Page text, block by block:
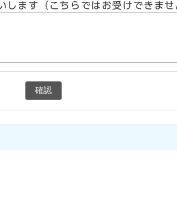
します（こちらではお受けできま
確認